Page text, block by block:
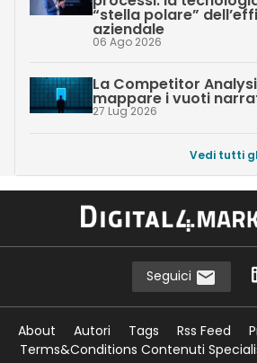
“stella polare”
aziendale
06 Ago 2026
La Competitor
mappare i vuoti
27 Lug 2026
Vedi tutti
Seguici
About Autori Tags Rss Feed
Terms&Conditions Contenuti